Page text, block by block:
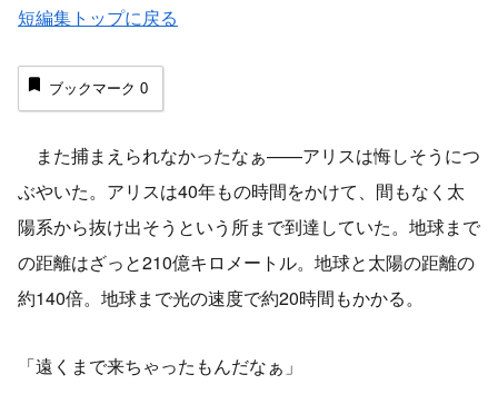
短編集トップに戻る
ブックマーク 0
また捕まえられなかったなぁ——アリスは悔しそうにつ
ぶやいた。アリスは40年もの時間をかけて、間もなく太
陽系から抜け出そうという所まで到達していた。地球まで
の距離はざっと210億キロメートル。地球と太陽の距離の
約140倍。地球まで光の速度で約20時間もかかる。
「遠くまで来ちゃったもんだなぁ」